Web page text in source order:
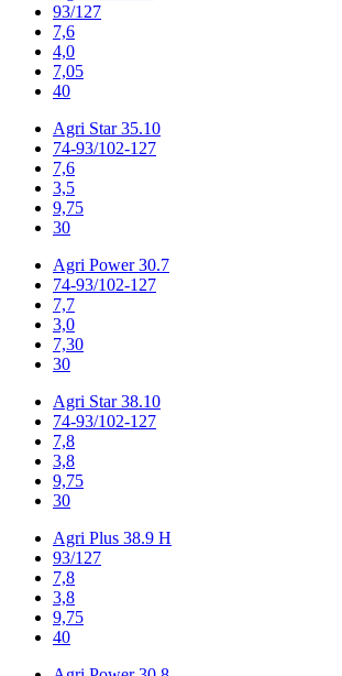
93/127
7,6
4,0
7,05
40
Agri Star 35.10
74-93/102-127
7,6
3,5
9,75
30
Agri Power 30.7
74-93/102-127
7,7
3,0
7,30
30
Agri Star 38.10
74-93/102-127
7,8
3,8
9,75
30
Agri Plus 38.9 H
93/127
7,8
3,8
9,75
40